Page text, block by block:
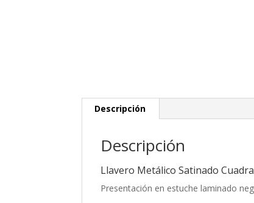
Descripción
Descripción
Llavero Metálico Satinado
Presentación en estuche laminado